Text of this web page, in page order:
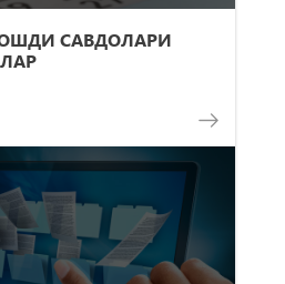
САВДОЛАРИ